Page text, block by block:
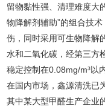
留物黏性强、清理难度大
物降解剂辅助”的组合技
伤，同时采用可生物降解
水和二氧化碳，经第三方
稳定控制在0.08mg/m³以
在国内市场，鑫源清洗已
其中某大型甲醛生产企业